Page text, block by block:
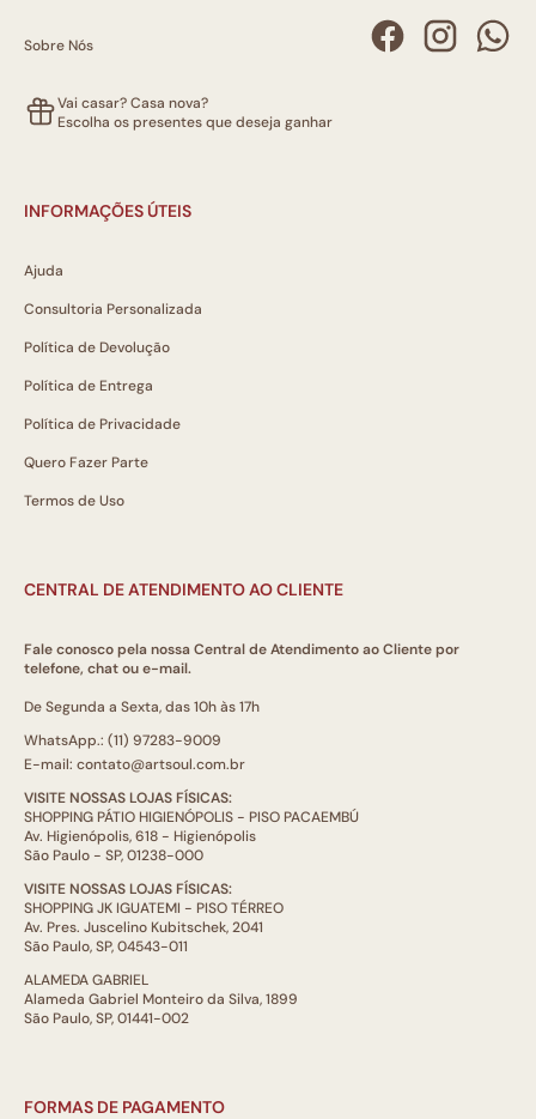
Sobre Nós
Vai casar? Casa nova?
Escolha os presentes que deseja ganhar
INFORMAÇÕES ÚTEIS
Ajuda
Consultoria Personalizada
Política de Devolução
Política de Entrega
Política de Privacidade
Quero Fazer Parte
Termos de Uso
CENTRAL DE ATENDIMENTO AO CLIENTE
Fale conosco pela nossa Central de Atendimento ao Cliente por
telefone, chat ou e-mail.
De Segunda a Sexta, das 10h às 17h
WhatsApp.: (11) 97283-9009
E-mail: contato@artsoul.com.br
VISITE NOSSAS LOJAS FÍSICAS:
SHOPPING PÁTIO HIGIENÓPOLIS - PISO PACAEMBÚ
Av. Higienópolis, 618 - Higienópolis
São Paulo - SP, 01238-000
VISITE NOSSAS LOJAS FÍSICAS:
SHOPPING JK IGUATEMI - PISO TÉRREO
Av. Pres. Juscelino Kubitschek, 2041
São Paulo, SP, 04543-011
ALAMEDA GABRIEL
Alameda Gabriel Monteiro da Silva, 1899
São Paulo, SP, 01441-002
FORMAS DE PAGAMENTO